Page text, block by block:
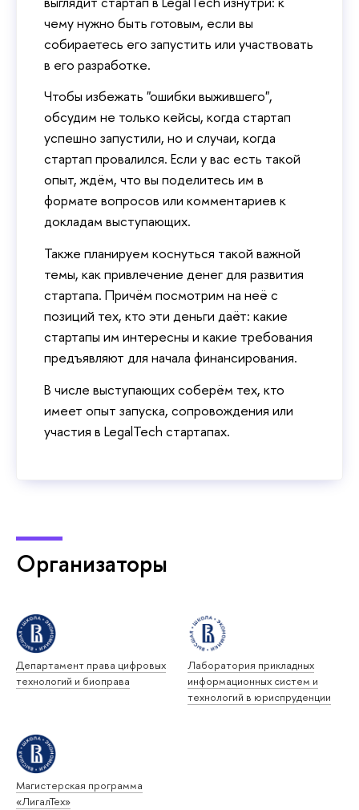
чему нужно быть готовым, если вы
собираетесь его запустить или участвовать
в его разработке.
Чтобы избежать "ошибки выжившего",
обсудим не только кейсы, когда стартап
успешно запустили, но и случаи, когда
стартап провалился. Если у вас есть такой
опыт, ждём, что вы поделитесь им в
формате вопросов или комментариев к
докладам выступающих.
Также планируем коснуться такой важной
темы, как привлечение денег для развития
стартапа. Причём посмотрим на неё с
позиций тех, кто эти деньги даёт: какие
стартапы им интересны и какие требования
предъявляют для начала финансирования.
В числе выступающих соберём тех, кто
имеет опыт запуска, сопровождения или
участия в LegalTech стартапах.
Организаторы
Департамент права цифровых
технологий и биоправа
Лаборатория прикладных
информационных систем и
технологий в юриспруденции
Магистерская программа
«ЛигалТех»